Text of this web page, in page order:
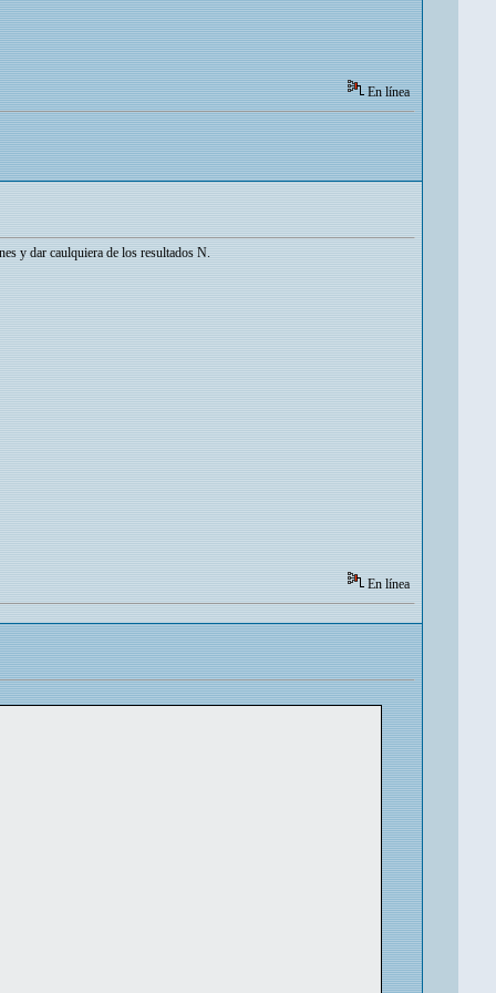
En línea
y dar caulquiera de los resultados N.
En línea